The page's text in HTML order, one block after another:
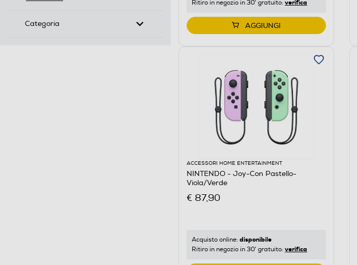
Categoria
Ritiro in negozio in 30' gratuito: verifica
AGGIUNGI
ACCESSORI HOME ENTERTAINMENT
NINTENDO - Joy-Con Pastello-
Viola/Verde
€ 87,90
Acquisto online: disponibile
Ritiro in negozio in 30' gratuito: verifica